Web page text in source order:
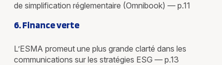
de simplification réglementaire (Omnibook) — p.11
6. Finance verte
L’ESMA promeut une plus grande clarté dans les
communications sur les stratégies ESG — p.13